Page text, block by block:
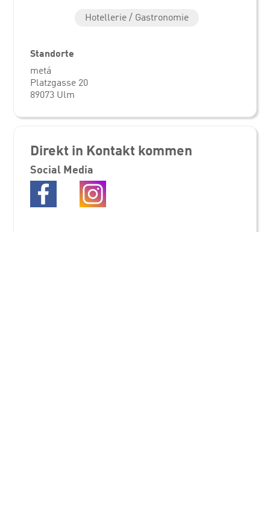
Hotellerie / Gastronomie
Standorte
metá
Platzgasse 20
89073 Ulm
Direkt in Kontakt kommen
Social Media